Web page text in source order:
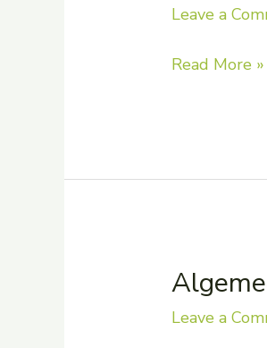
Leave a
Algemeen:
kleuters
Read More »
Leave a